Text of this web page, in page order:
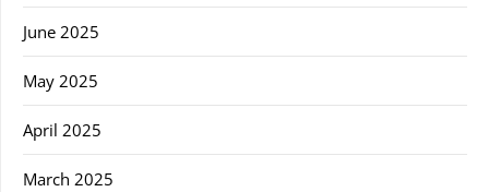
June 2025
May 2025
April 2025
March 2025